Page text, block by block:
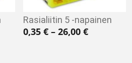
0,25 € - 18,00 €
Rasialiitin 5 -napainen
0,35€ – 26,00€